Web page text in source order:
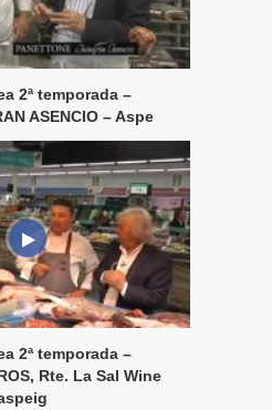
2ª temporada –
ASENCIO – Aspe
2ª temporada –
Rte. La Sal Wine